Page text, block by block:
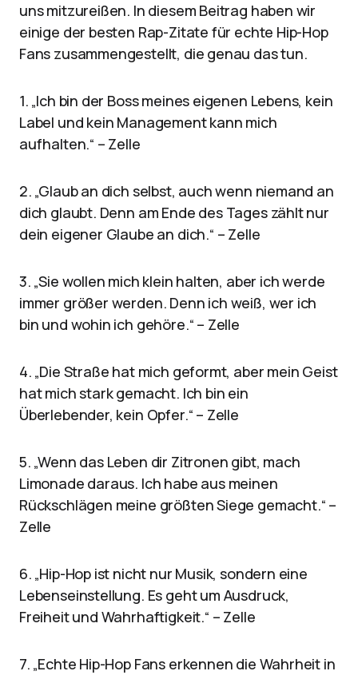
uns mitzureißen. In diesem Beitrag haben wir
einige der besten Rap-Zitate für echte Hip-Hop
Fans zusammengestellt, die genau das tun.
1. „Ich bin der Boss meines eigenen Lebens, kein
Label und kein Management kann mich
aufhalten.“ – Zelle
2. „Glaub an dich selbst, auch wenn niemand an
dich glaubt. Denn am Ende des Tages zählt nur
dein eigener Glaube an dich.“ – Zelle
3. „Sie wollen mich klein halten, aber ich werde
immer größer werden. Denn ich weiß, wer ich
bin und wohin ich gehöre.“ – Zelle
4. „Die Straße hat mich geformt, aber mein Geist
hat mich stark gemacht. Ich bin ein
Überlebender, kein Opfer.“ – Zelle
5. „Wenn das Leben dir Zitronen gibt, mach
Limonade daraus. Ich habe aus meinen
Rückschlägen meine größten Siege gemacht.“ –
Zelle
6. „Hip-Hop ist nicht nur Musik, sondern eine
Lebenseinstellung. Es geht um Ausdruck,
Freiheit und Wahrhaftigkeit.“ – Zelle
7. „Echte Hip-Hop Fans erkennen die Wahrheit in